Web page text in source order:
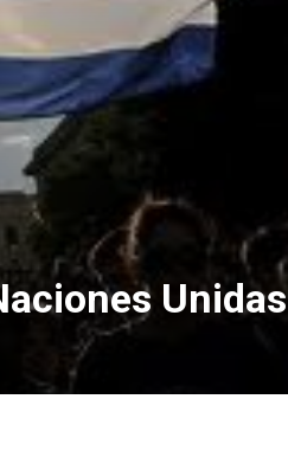
Unidas